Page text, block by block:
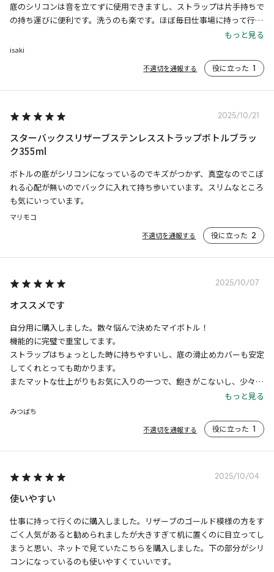
底のシリコンは音を立てずに使用できますし、ストラップは片手持ちで
の持ち運びに便利です。洗うのも楽です。ほぼ毎日仕事場に持って行っ
ています。デスクにお気に入りのものがあると、気持ちもあがります。
お気に入りのネコのピクトグラムと、尊敬するスポーツ選手の名言を入
もっと見る
isaki
不適切を通報する
役に立った 1
2025/10/21
スターバックスリザーブステンレスストラップボトルブラッ
ク355ml
ボトルの底がシリコンになっているのでキズがつかず、真空なのでこぼ
れる心配が無いのでバックに入れて持ち歩いています。スリムなところ
も気にいっています。
マリモコ
不適切を通報する
役に立った 2
2025/10/07
オススメです
自分用に購入しました。散々悩んで決めたマイボトル！
機能的に完璧で重宝してます。
ストラップはちょっとした時に持ちやすいし、底の滑止めカバーも安定
してくれとっても助かります。
またマットな仕上がりもお気に入りの一つで、飽きがこないし、少々ぶ
つけても凹まないし剥がれたりしませんので強度もバッチリ。
もちろん、保温も保冷も表記より長く保ちます。
もっと見る
みつばち
不適切を通報する
役に立った 1
2025/10/04
使いやすい
仕事に持って行くのに購入しました。リザーブのゴールド模様の方をす
ごく人気があると勧められましたが大きすぎて机に置くのに目立ってし
まうと思い、ネットで見ていたこちらを購入しました。下の部分がシリ
コンになっているのも使いやすくていいです。